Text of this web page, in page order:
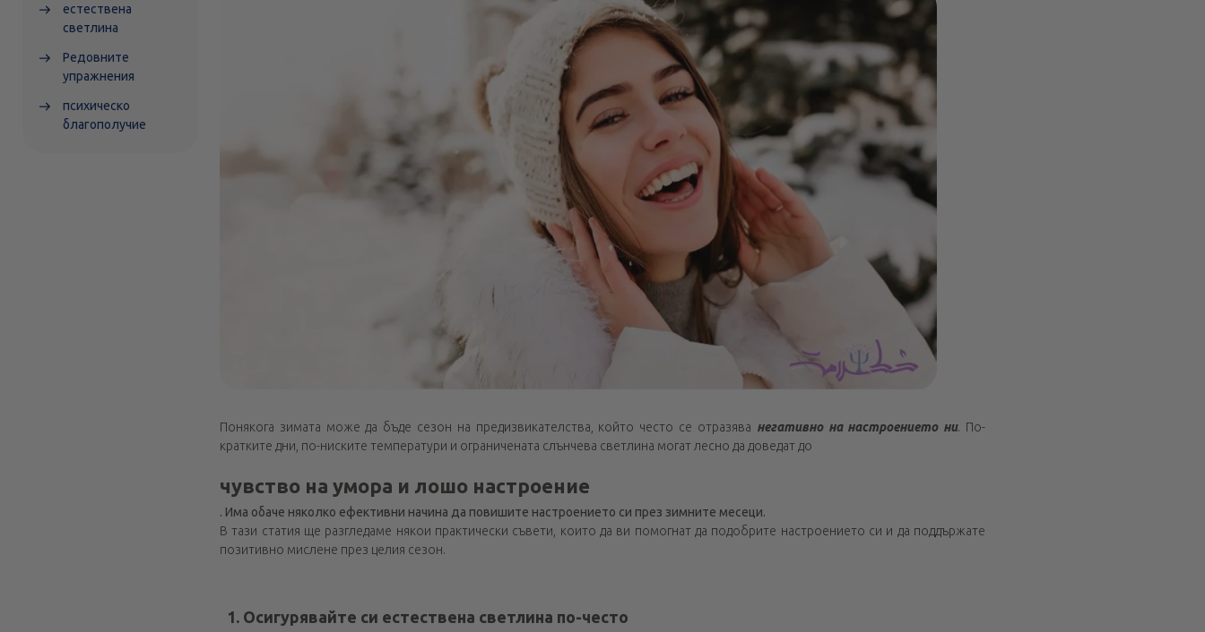
естествена
светлина
Редовните
упражнения
психическо
благополучие
Понякога зимата може да бъде сезон на предизвикателства, който често се отразява негативно на настроението ни. По-
кратките дни, по-ниските температури и ограничената слънчева светлина могат лесно да доведат до
чувство на умора и лошо настроение
. Има обаче няколко ефективни начина да повишите настроението си през зимните месеци.
В тази статия ще разгледаме някои практически съвети, които да ви помогнат да подобрите настроението си и да поддържате
позитивно мислене през целия сезон.
1. Осигурявайте си естествена светлина по-често